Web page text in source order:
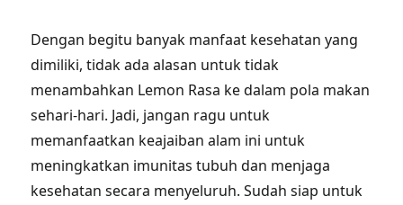
Dengan begitu banyak manfaat kesehatan yang
dimiliki, tidak ada alasan untuk tidak
menambahkan Lemon Rasa ke dalam pola makan
sehari-hari. Jadi, jangan ragu untuk
memanfaatkan keajaiban alam ini untuk
meningkatkan imunitas tubuh dan menjaga
kesehatan secara menyeluruh. Sudah siap untuk